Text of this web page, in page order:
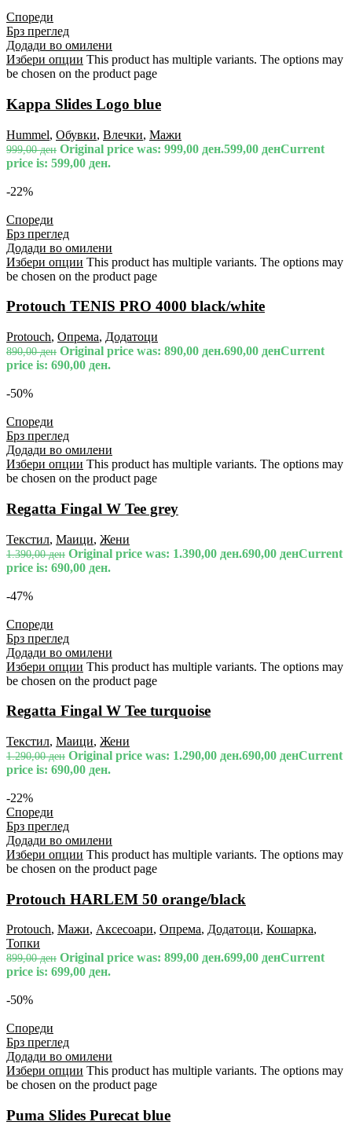
Спореди
Брз преглед
Додади во омилени
Избери опции This product has multiple variants. The options may
be chosen on the product page
Kappa Slides Logo blue
Hummel, Обувки, Влечки, Мажи
999,00ден Original price was: 999,00 ден.599,00 денCurrent
price is: 599,00 ден.
-22%
Спореди
Брз преглед
Додади во омилени
Избери опции This product has multiple variants. The options may
be chosen on the product page
Protouch TENIS PRO 4000 black/white
Protouch, Опрема, Додатоци
890,00ден Original price was: 890,00 ден.690,00 денCurrent
price is: 690,00 ден.
-50%
Спореди
Брз преглед
Додади во омилени
Избери опции This product has multiple variants. The options may
be chosen on the product page
Regatta Fingal W Tee grey
Текстил, Маици, Жени
1.390,00ден Original price was: 1.390,00 ден.690,00 денCurrent
price is: 690,00 ден.
-47%
Спореди
Брз преглед
Додади во омилени
Избери опции This product has multiple variants. The options may
be chosen on the product page
Regatta Fingal W Tee turquoise
Текстил, Маици, Жени
1.290,00ден Original price was: 1.290,00 ден.690,00 денCurrent
price is: 690,00 ден.
-22%
Спореди
Брз преглед
Додади во омилени
Избери опции This product has multiple variants. The options may
be chosen on the product page
Protouch HARLEM 50 orange/black
Protouch, Мажи, Аксесоари, Опрема, Додатоци, Кошарка,
Топки
899,00ден Original price was: 899,00 ден.699,00 денCurrent
price is: 699,00 ден.
-50%
Спореди
Брз преглед
Додади во омилени
Избери опции This product has multiple variants. The options may
be chosen on the product page
Puma Slides Purecat blue